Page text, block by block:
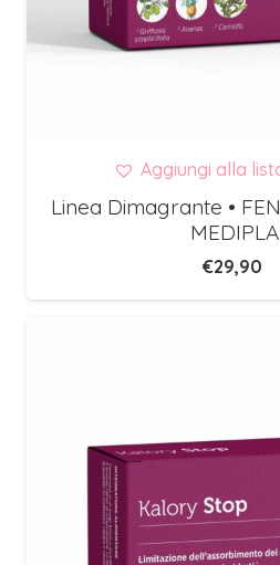
Aggiungi alla
Linea Dimagrante •
€29,90